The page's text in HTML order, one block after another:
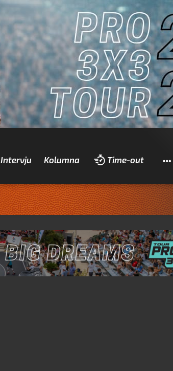
Intervju Kolumna Time-out Pretraži